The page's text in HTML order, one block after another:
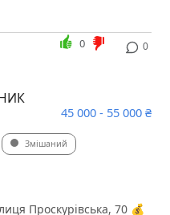
0
0
45 000 - 55 000 ₴
Змішаний
Проскурівська, 70 💰